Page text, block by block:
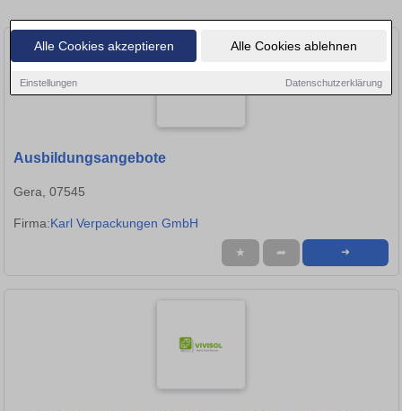
Alle Cookies akzeptieren Alle Cookies ablehnen
Einstellungen Datenschutzerklärung
Ausbildungsangebote
Gera, 07545
Firma:Karl Verpackungen GmbH
★ ➦ ➜